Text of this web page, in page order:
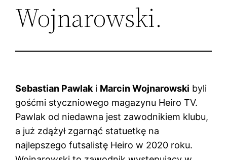
Wojnarowski.
Sebastian Pawlak i Marcin Wojnarowski byli
gośćmi styczniowego magazynu Heiro TV.
Pawlak od niedawna jest zawodnikiem klubu,
a już zdążył zgarnąć statuetkę na
najlepszego futsalistę Heiro w 2020 roku.